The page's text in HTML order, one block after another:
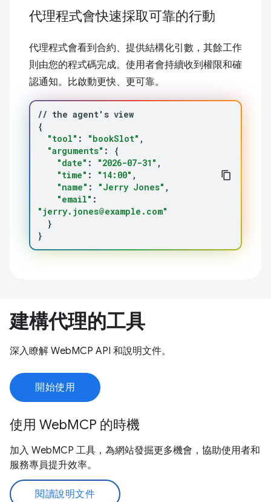
代理程式會快速採取可靠的行動
代理程式會看到合約、提供結構化引數，其餘工作
則由您的程式碼完成。使用者會持續收到權限和確
認通知。比啟動更快、更可靠。
// the agent' s
{
"tool" : "bookSlot"
"arguments" :
{
"date" : "2026-07-31"
"time" : "14:00"
"name" : "Jerry Jones"
"email" :
"jerry.jones@example.com"
}
}
建構代理的工具
深入瞭解 WebMCP API 和說明文件。
開始使用
使用 WebMCP 的時機
加入 WebMCP 工具，為網站發掘更多機會，協助使用者和
服務專員提升效率。
閱讀說明文件